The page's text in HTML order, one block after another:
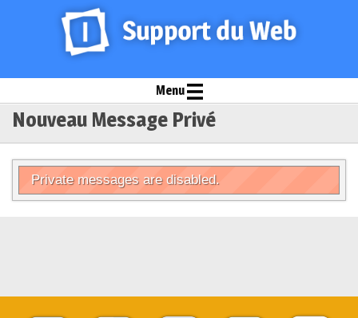
Menu
Nouveau Message Privé
Private messages are disabled.